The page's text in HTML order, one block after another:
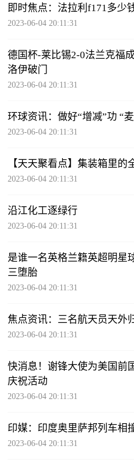
即时焦点：法拉利f171多少
2023-06-04 20:11:31
德国杯-莱比锡2-0法兰克福
洛伊破门
2023-06-04 20:11:31
环球资讯：做好“增减”功 “
2023-06-04 20:11:31
【天天聚看点】集装箱里的
2023-06-04 20:11:31
沿江化工逐绿行
2023-06-04 20:11:31
是谁一名英格兰籍英超明星
三堕胎
2023-06-04 20:11:31
焦点资讯：三名航天员天外
2023-06-04 20:11:31
快消息！谢锋大使为美国前
庆祝活动
2023-06-04 20:11:31
印媒：印度奥里萨邦列车相
2023-06-04 20:11:31